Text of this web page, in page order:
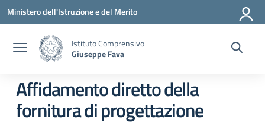
Vai ai contenuti
Vai al menu di navigazione
Vai al footer
Ministero dell'Istruzione e del Merito
Istituto Comprensivo
Giuseppe Fava
Affidamento diretto della
fornitura di progettazione